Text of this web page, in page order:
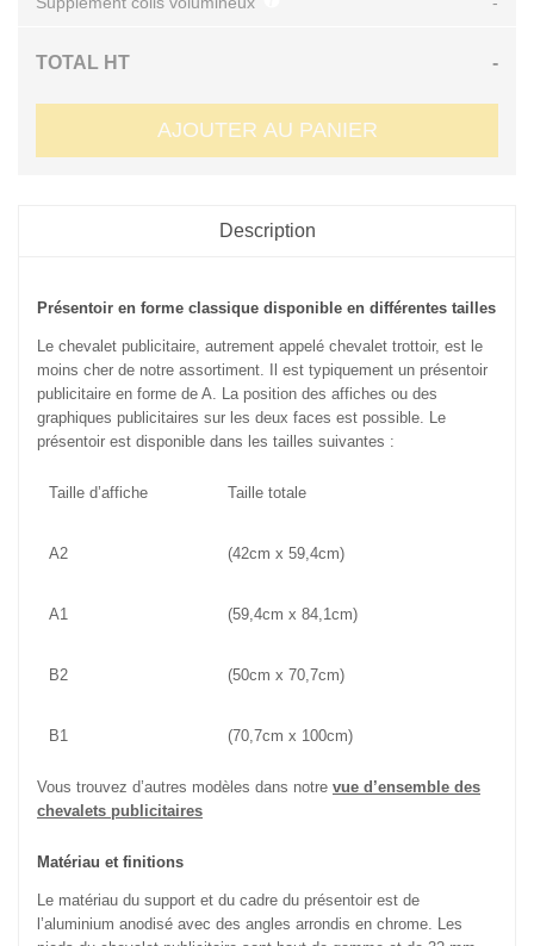
TOTAL HT -
AJOUTER AU PANIER
Description
Présentoir en forme classique disponible en différentes tailles
Le chevalet publicitaire, autrement appelé chevalet trottoir, est le
moins cher de notre assortiment. Il est typiquement un présentoir
publicitaire en forme de A. La position des affiches ou des
graphiques publicitaires sur les deux faces est possible. Le
présentoir est disponible dans les tailles suivantes :
Taille d’affiche Taille totale
A2 (42cm x 59,4cm)
A1 (59,4cm x 84,1cm)
B2 (50cm x 70,7cm)
B1 (70,7cm x 100cm)
Vous trouvez d’autres modèles dans notre vue d’ensemble des
chevalets publicitaires
Matériau et finitions
Le matériau du support et du cadre du présentoir est de
l’aluminium anodisé avec des angles arrondis en chrome. Les